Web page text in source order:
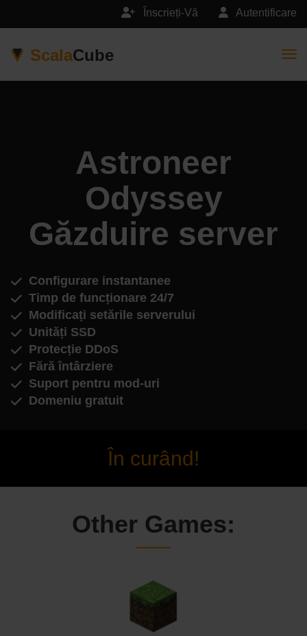
Autentificare
Înscrieți-Vă
ScalaCube
Astroneer
Odyssey
Găzduire server
Configurare instantanee
Timp de funcționare 24/7
Modificați setările serverului
Unități SSD
Protecție DDoS
Fără întârziere
Suport pentru mod-uri
Domeniu gratuit
În curând!
Other Games: